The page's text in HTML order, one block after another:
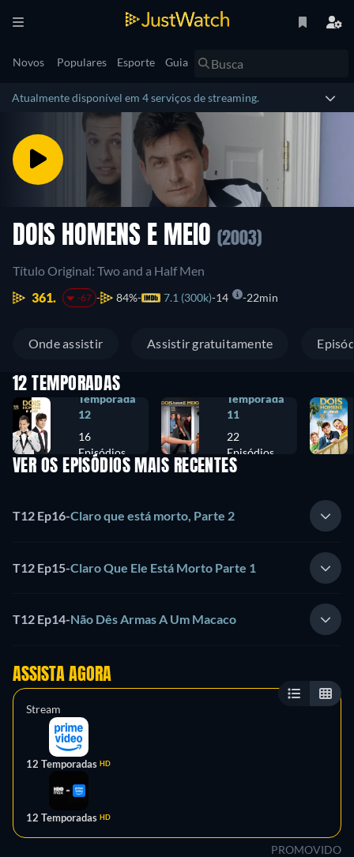
Novos Populares Esporte Guia
Atualmente disponível em 4 serviços de streaming.
DOIS HOMENS E MEIO (2003)
Título Original: Two and a Half Men
361.
-67 84% 7.1 (300k) 14 22min
Onde assistir Assistir gratuitamente
12 TEMPORADAS
Temporada
12
16
Episódios
Temporada
11
22
Episódios
VER OS EPISÓDIOS MAIS RECENTES
T12 Ep16-Claro que está morto, Parte 2
T12 Ep15-Claro Que Ele Está Morto Parte 1
T12 Ep14-Não Dês Armas A Um Macaco
ASSISTA AGORA
Stream
12 Temporadas HD
12 Temporadas HD
PROMOVIDO